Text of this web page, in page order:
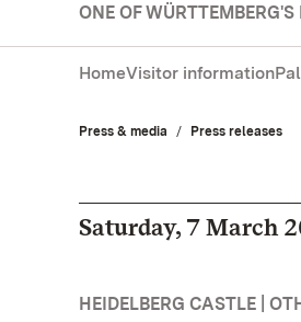
ONE OF
HomeVisitor information
Press & media Press releases
Saturday, 7 March
HEIDELBERG CASTLE |